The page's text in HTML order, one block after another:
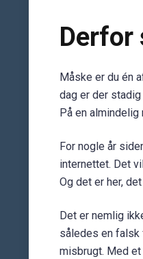
Derfor
Måske er du én
dag er der
På en
For nogle år
internettet. Det
Og det er her,
Det er nemlig
således en falsk
misbrugt. Med et